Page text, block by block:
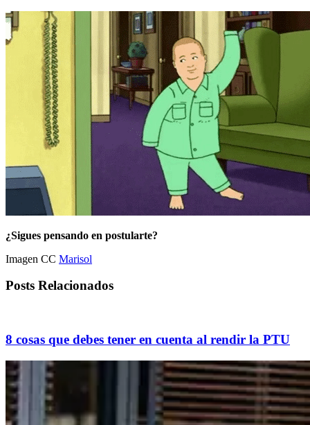
¿Sigues pensando en postularte?
Imagen CC Marisol
Posts Relacionados
8 cosas que debes tener en cuenta al rendir la PTU